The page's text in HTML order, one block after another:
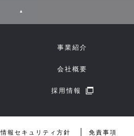
▲
事業紹介
会社概要
採用情報
情報セキュリティ方針 免責事項